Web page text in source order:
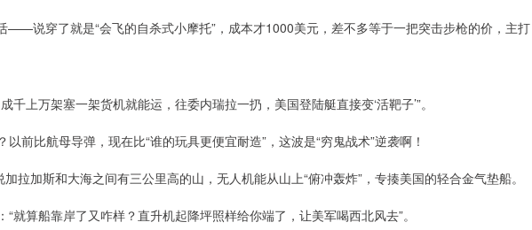
——说穿了就是“会飞的自杀式小摩托”，成本才1000美元，差不多等于一把突击步枪的价，主打
千上万架塞一架货机就能运，往委内瑞拉一扔，美国登陆艇直接变‘活靶子’”。
前比航母导弹，现在比“谁的玩具更便宜耐造”，这波是“穷鬼战术”逆袭啊！
拉加斯和大海之间有三公里高的山，无人机能从山上“俯冲轰炸”，专揍美国的轻合金气垫船。
就算船靠岸了又咋样？直升机起降坪照样给你端了，让美军喝西北风去”。